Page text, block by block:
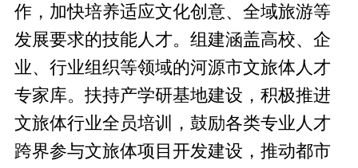
作，加快培养适应文化创意、全域旅游等
发展要求的技能人才。组建涵盖高校、企
业、行业组织等领域的河源市文旅体人才
专家库。扶持产学研基地建设，积极推进
文旅体行业全员培训，鼓励各类专业人才
跨界参与文旅体项目开发建设，推动都市